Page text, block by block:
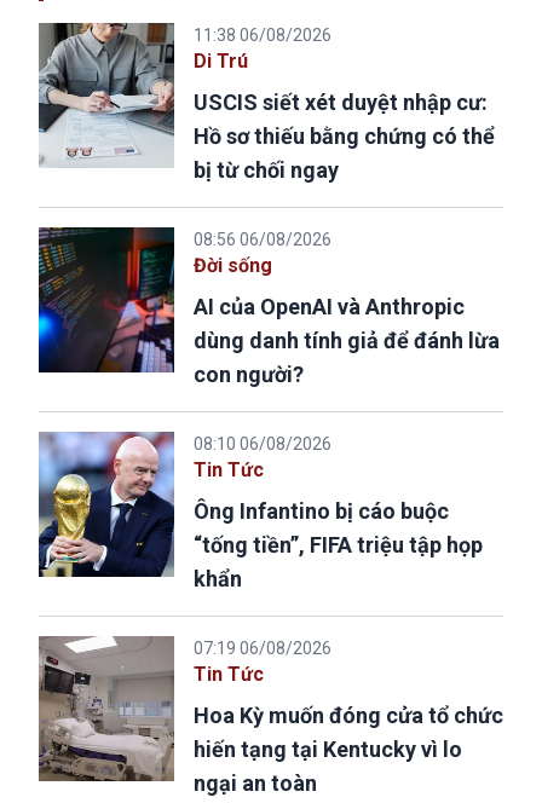
11:38 06/08/2026
Di Trú
USCIS siết xét duyệt nhập cư:
Hồ sơ thiếu bằng chứng có thể
bị từ chối ngay
08:56 06/08/2026
Đời sống
AI của OpenAI và Anthropic
dùng danh tính giả để đánh lừa
con người?
08:10 06/08/2026
Tin Tức
Ông Infantino bị cáo buộc
“tống tiền”, FIFA triệu tập họp
khẩn
07:19 06/08/2026
Tin Tức
Hoa Kỳ muốn đóng cửa tổ chức
hiến tạng tại Kentucky vì lo
ngại an toàn